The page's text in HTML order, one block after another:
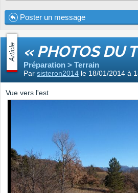
Poster un message
Article « PHOTOS DU
Préparation > Terrain
Par sisteron2014 le 18/01/2014 à
Vue vers l'est